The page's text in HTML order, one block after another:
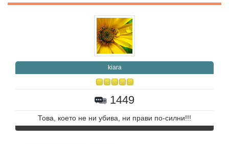
kiara
1449
Това, което не ни убива, ни прави по-силни!!!